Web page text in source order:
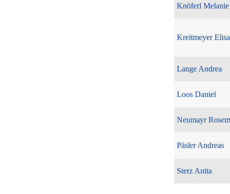
Knöferl Melanie
Kreitmeyer
Lange Andrea
Loos Daniel
Neumayr
Päsler Andreas
Sterz Anita